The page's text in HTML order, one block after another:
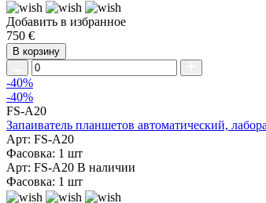
Добавить в избранное
750 €
В корзину
-40%
-40%
FS-A20
Запаиватель планшетов автоматический,
Арт: FS-A20
Фасовка: 1 шт
Арт: FS-A20 В наличии
Фасовка: 1 шт